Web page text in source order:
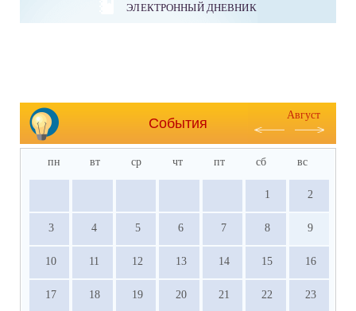
ЭЛЕКТРОННЫЙ ДНЕВНИК
События
Август
пн вт ср чт пт сб вс
1 2
3 4 5 6 7 8 9
10 11 12 13 14 15 16
17 18 19 20 21 22 23